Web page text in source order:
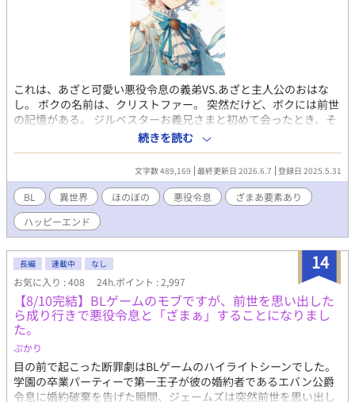
これは、あざと可愛い悪役令息の義弟VS.あざと主人公のおはな
し。 ボクの名前は、クリストファー。 突然だけど、ボクには前世
の記憶がある。 ジルベスターお義兄さまと初めて会ったとき、そ
のご尊顔を見て 「あああ！《《この人》》、知ってるう！悪役令
息っ！」 と思い出したのだ。 あ、この人ゲームの悪役じゃん、っ
て。 そう、俺が今いるこの世界は、ゲームの中の世界だったの！
そして、ボクは悪役令息ジルベスターの義弟に転生していたの
だ！ しかも、モブ。 繰り返します。ボクはモブ！！「完全なるモ
ブ」なのだ！ ゲームの中のボクには、モブすぎて名前もキャラデ
ザもなかった。 どおりで今まで毎日自分の顔をみてもなんにも思
い出さなかったわけだ！ ちなみに、ジルベスターお義兄さまは悪
役ながら非常に人気があった。 その理由の第一は、ビジュアル！
夜空に輝く月みたいにキラキラした銀髪。夜の闇を思わせる深い
紺碧の瞳。 涼やかに切れ上がった眦はサイコーにクール！！ イケ
メンではなく美形！ビューティフル！ワンダフォー！ ありとあら
ゆる美辞麗句を並び立てたくなるくらいに美しい姿かたちなの
だ！ 当然ながらボクもそのビジュアルにノックアウトされた。 ネ
ップリももちろんコンプリートしたし、アクスタももちろん手に
入れた！ そんなボクの推しジルベスターは、その無表情のせいで
「人を馬鹿にしている」「心がない」「冷酷」といわれ、悪役令
息と呼ばれていた。 でもボクにはわかっていた。全部誤解なんだ
続きを読む
文字数 489,169 最終更新日 2026.6.7 登録日 2025.5.31
BL 異世界 ほのぼの 悪役令息
ざまあ要素あり
ハッピーエンド
14
長編 連載中 なし
お気に入り : 408 24h.ポイント : 2,997
【8/10完結】BLゲームのモブですが、前世を思い出した
ら成り行きで悪役令息と「ざまぁ」することになりまし
た。
ぷかり
目の前で起こった断罪劇はBLゲームのハイライトシーンでした。
学園の卒業パーティーで第一王子が彼の婚約者であるエバン公爵
令息に婚約破棄を告げた瞬間、ジェームズは突然前世を思い出し